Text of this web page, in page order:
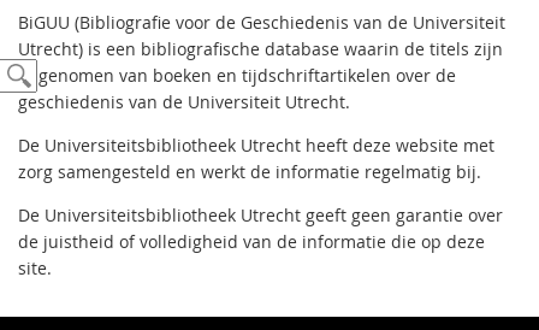
BiGUU (Bibliografie voor de Geschiedenis van de Universiteit
Utrecht) is een bibliografische database waarin de titels zijn
opgenomen van boeken en tijdschriftartikelen over de
geschiedenis van de Universiteit Utrecht.
De Universiteitsbibliotheek Utrecht heeft deze website met
zorg samengesteld en werkt de informatie regelmatig bij.
De Universiteitsbibliotheek Utrecht geeft geen garantie over
de juistheid of volledigheid van de informatie die op deze
site.